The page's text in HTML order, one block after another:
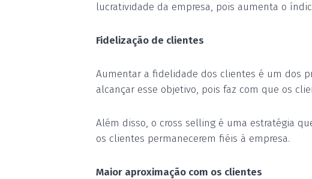
lucratividade da empresa, pois aumenta o
Fidelização de clientes
Aumentar a fidelidade dos clientes é um dos
alcançar esse objetivo, pois faz com que os
Além disso, o cross selling é uma estratégia
os clientes permanecerem fiéis à empresa.
Maior aproximação com os clientes